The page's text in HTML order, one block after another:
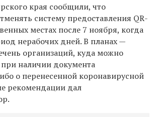
края сообщили, что
систему предоставления QR-
местах после 7 ноября, когда
нерабочих дней. В планах —
организаций, куда можно
при наличии документа
о перенесенной коронавирусной
рекомендации дал